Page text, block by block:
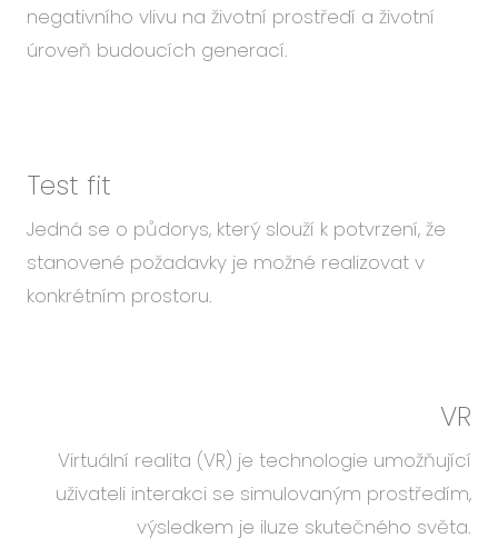
negativního vlivu na životní prostředí a životní
úroveň budoucích generací.
Test fit
Jedná se o půdorys, který slouží k potvrzení, že
stanovené požadavky je možné realizovat v
konkrétním prostoru.
VR
Virtuální realita (VR) je technologie umožňující
uživateli interakci se simulovaným prostředím,
výsledkem je iluze skutečného světa.